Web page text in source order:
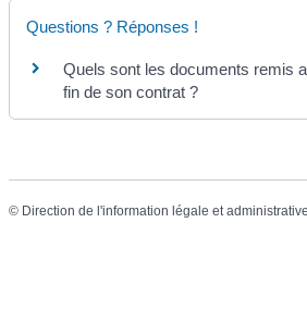
Questions ? Réponses !
Quels sont les documents remis
fin de son contrat ?
© Direction de l'information légale et administrative